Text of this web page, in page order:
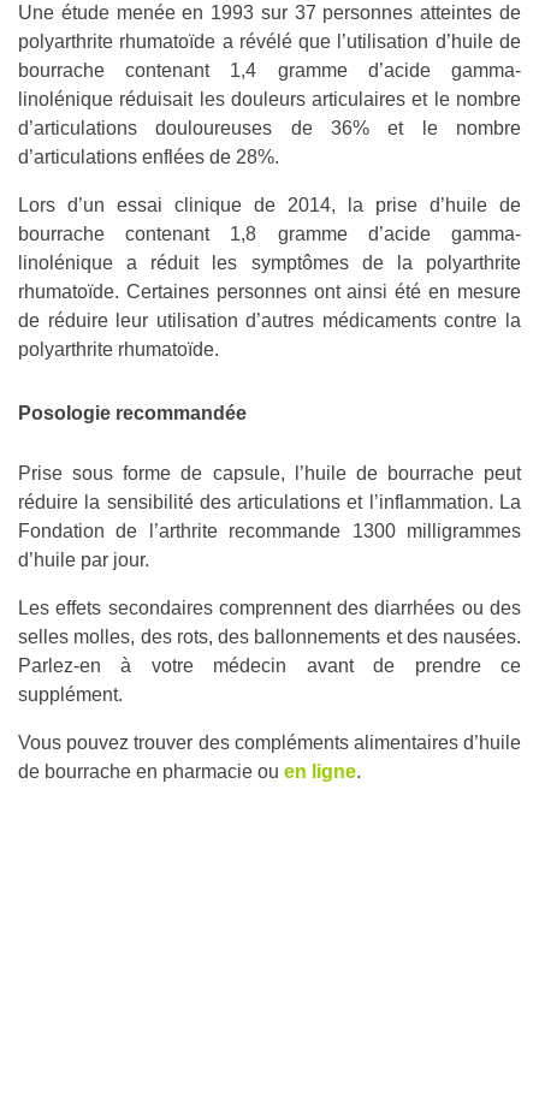
Une étude menée en 1993 sur 37 personnes atteintes de
polyarthrite rhumatoïde a révélé que l’utilisation d’huile de
bourrache contenant 1,4 gramme d’acide gamma-
linolénique réduisait les douleurs articulaires et le nombre
d’articulations douloureuses de 36% et le nombre
d’articulations enflées de 28%.
Lors d’un essai clinique de 2014, la prise d’huile de
bourrache contenant 1,8 gramme d’acide gamma-
linolénique a réduit les symptômes de la polyarthrite
rhumatoïde. Certaines personnes ont ainsi été en mesure
de réduire leur utilisation d’autres médicaments contre la
polyarthrite rhumatoïde.
Posologie recommandée
Prise sous forme de capsule, l’huile de bourrache peut
réduire la sensibilité des articulations et l’inflammation. La
Fondation de l’arthrite recommande 1300 milligrammes
d’huile par jour.
Les effets secondaires comprennent des diarrhées ou des
selles molles, des rots, des ballonnements et des nausées.
Parlez-en à votre médecin avant de prendre ce
supplément.
Vous pouvez trouver des compléments alimentaires d’huile
de bourrache en pharmacie ou en ligne.